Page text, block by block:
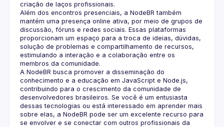
Além dos encontros presenciais, a NodeBR também
mantém uma presença online ativa, por meio de grupos de
discussão, fóruns e redes sociais. Essas plataformas
proporcionam um espaço para a troca de ideias, dúvidas,
solução de problemas e compartilhamento de recursos,
estimulando a interação e a colaboração entre os
A NodeBR busca promover a disseminação do
conhecimento e a educação em JavaScript e Node.js,
contribuindo para o crescimento da comunidade de
desenvolvedores brasileiros. Se você é um entusiasta
dessas tecnologias ou está interessado em aprender mais
sobre elas, a NodeBR pode ser um excelente recurso para
se envolver e se conectar com outros profissionais da